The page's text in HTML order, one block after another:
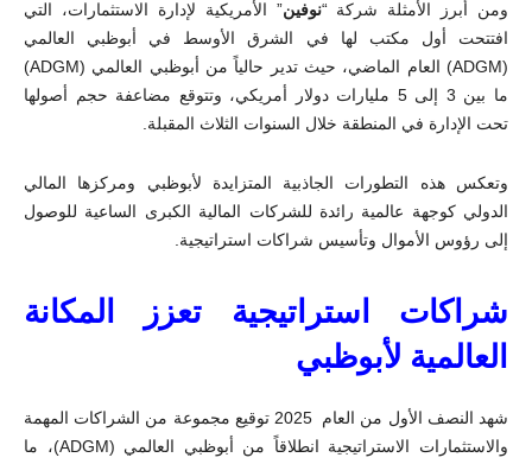
ومن أبرز الأمثلة شركة “نوفين” الأمريكية لإدارة الاستثمارات، التي
افتتحت أول مكتب لها في الشرق الأوسط في أبوظبي العالمي
(
ADGM) العام الماضي، حيث تدير حالياً من أبوظبي العالمي (ADGM
)
ما بين 3 إلى 5 مليارات دولار أمريكي، وتتوقع مضاعفة حجم أصولها
تحت الإدارة في المنطقة خلال السنوات الثلاث المقبلة
وتعكس هذه التطورات الجاذبية المتزايدة لأبوظبي ومركزها المالي
الدولي كوجهة عالمية رائدة للشركات المالية الكبرى الساعية للوصول
إلى رؤوس الأموال وتأسيس شراكات استراتيجية
شراكات استراتيجية تعزز المكانة
العالمية لأبوظبي
شهد النصف الأول من العام 2025توقيع مجموعة من الشراكات المهمة
والاستثمارات الاستراتيجية انطلاقاً من أبوظبي العالمي (ADGM)، ما